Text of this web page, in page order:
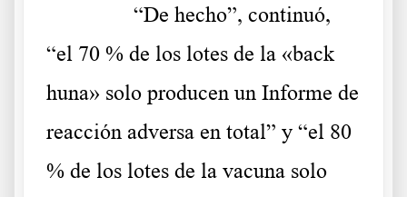
“De hecho”, continuó,
“el 70 % de los lotes de la «back
huna» solo producen un Informe de
reacción adversa en total” y “el 80
% de los lotes de la vacuna solo